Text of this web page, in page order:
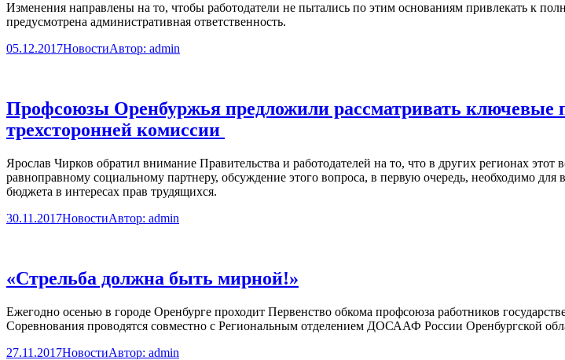
Изменения направлены на то, чтобы работодатели не пытались по этим основаниям привлекать к
предусмотрена административная ответственность.
05.12.2017НовостиАвтор: admin
Профсоюзы Оренбуржья предложили рассматривать ключевые
трехсторонней комиссии
Ярослав Чирков обратил внимание Правительства и работодателей на то, что в других регионах
равноправному социальному партнеру, обсуждение этого вопроса, в первую очередь, необходимо
бюджета в интересах прав трудящихся.
30.11.2017НовостиАвтор: admin
«Стрельба должна быть мирной!»
Ежегодно осенью в городе Оренбурге проходит Первенство обкома профсоюза работников
Соревнования проводятся совместно с Региональным отделением ДОСААФ России Оренбургской
27.11.2017НовостиАвтор: admin